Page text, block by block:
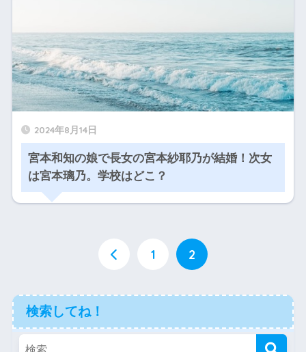
2024年8月14日
宮本和知の娘で長女の宮本紗耶乃が結婚！次女
は宮本璃乃。学校はどこ？
1 2
検索してね！